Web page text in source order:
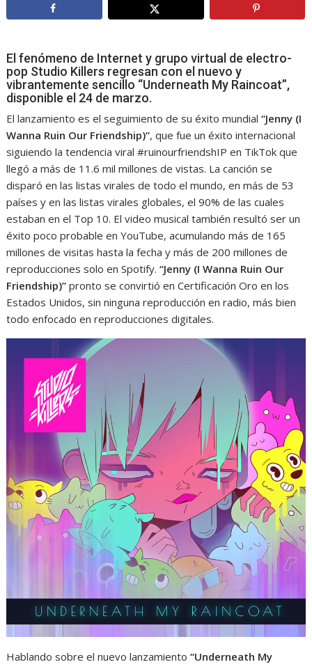
El fenómeno de Internet y grupo virtual de electro-
pop Studio Killers regresan con el nuevo y
vibrantemente sencillo “Underneath My Raincoat”,
disponible el 24 de marzo.
El lanzamiento es el seguimiento de su éxito mundial “Jenny (I
Wanna Ruin Our Friendship)”, que fue un éxito internacional
siguiendo la tendencia viral #ruinourfriendshIP en TikTok que
llegó a más de 11.6 mil millones de vistas. La canción se
disparó en las listas virales de todo el mundo, en más de 53
países y en las listas virales globales, el 90% de las cuales
estaban en el Top 10. El video musical también resultó ser un
éxito poco probable en YouTube, acumulando más de 165
millones de visitas hasta la fecha y más de 200 millones de
reproducciones solo en Spotify.“Jenny (I Wanna Ruin Our
Friendship)” pronto se convirtió en Certificación Oro en los
Estados Unidos, sin ninguna reproducción en radio, más bien
todo enfocado en reproducciones digitales.
Hablando sobre el nuevo lanzamiento“Underneath My